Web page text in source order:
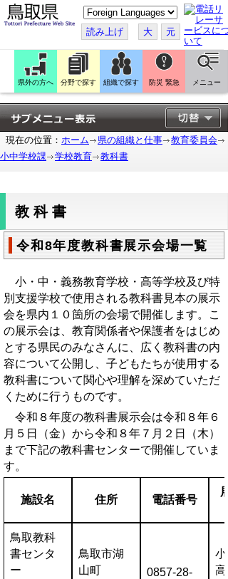
こ
の
ペ
ー
ジ
翻
訳
す
る
読み上げ 大 元
県外の方へ 分野で探す 組織で探す 防災 緊急 メニュー
現在の位置： ホーム 県の組織と仕事
教育委員会
小中学校課
学校教育 教科書
教科書
令和8年度教科書展示会場一覧
小・中・義務教育学校・高等学校及び特
別支援学校で使用される教科書見本の展示
会を県内１０箇所の会場で開催します。こ
の展示会は、教育関係者や保護者をはじめ
とする県民のみなさんに、広く教科書の内
容について公開し
、子どもたちが使用する
教科書について関心や理解を深めていただ
くために行うものです。
令和８年度の教科書展示会は令和 ８年６
月５日（金）から令和８年７月２日（木）
まで下記の教科書センターで開催していま
す。
施設名 住所 電話番号
鳥取教科
書センタ
ー
鳥取市湖
山町
0857-28-
小
高